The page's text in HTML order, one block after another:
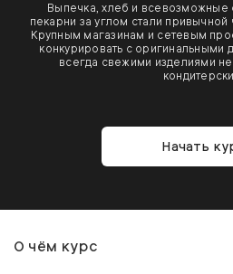
Выпечка, хлеб и всевозможные
пекарни за углом стали
Крупным магазинам и сетевым
конкурировать с
всегда свежими изделиями
Начать
О чём курс